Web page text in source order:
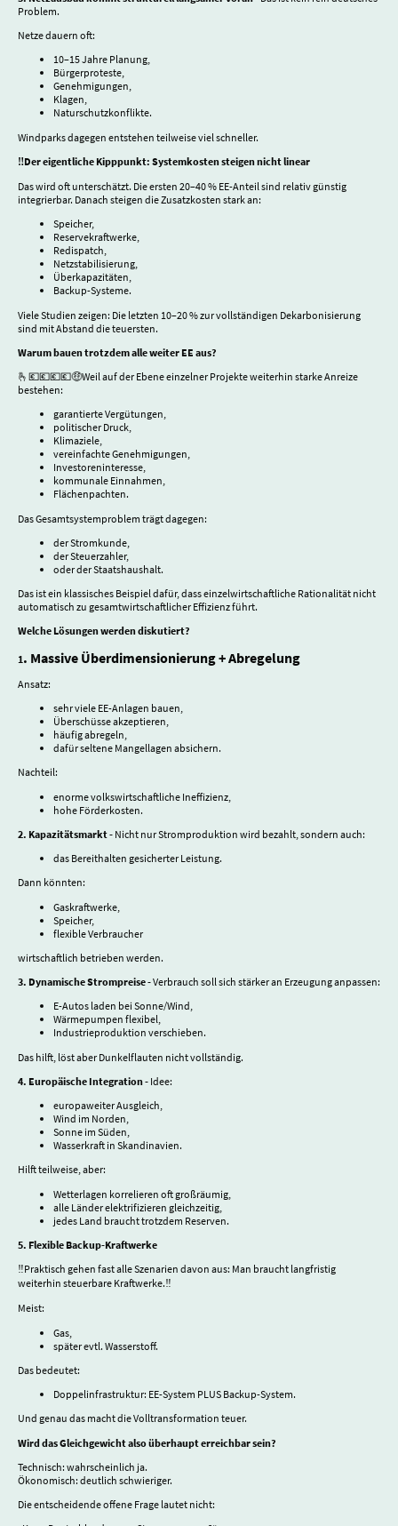
Problem.
Netze dauern oft:
10–15 Jahre Planung,
Bürgerproteste,
Genehmigungen,
Klagen,
Naturschutzkonflikte.
Windparks dagegen entstehen teilweise viel schneller.
‼️Der eigentliche Kipppunkt: Systemkosten steigen nicht linear
Das wird oft unterschätzt. Die ersten 20–40 % EE-Anteil sind relativ günstig
integrierbar. Danach steigen die Zusatzkosten stark an:
Speicher,
Reservekraftwerke,
Redispatch,
Netzstabilisierung,
Überkapazitäten,
Backup-Systeme.
Viele Studien zeigen: Die letzten 10–20 % zur vollständigen Dekarbonisierung
sind mit Abstand die teuersten.
Warum bauen trotzdem alle weiter EE aus?
🫰💶💶💶💶🤑Weil auf der Ebene einzelner Projekte weiterhin starke Anreize
bestehen:
garantierte Vergütungen,
politischer Druck,
Klimaziele,
vereinfachte Genehmigungen,
Investoreninteresse,
kommunale Einnahmen,
Flächenpachten.
Das Gesamtsystemproblem trägt dagegen:
der Stromkunde,
der Steuerzahler,
oder der Staatshaushalt.
Das ist ein klassisches Beispiel dafür, dass einzelwirtschaftliche Rationalität nicht
automatisch zu gesamtwirtschaftlicher Effizienz führt.
Welche Lösungen werden diskutiert?
1. Massive Überdimensionierung + Abregelung
Ansatz:
sehr viele EE-Anlagen bauen,
Überschüsse akzeptieren,
häufig abregeln,
dafür seltene Mangellagen absichern.
Nachteil:
enorme volkswirtschaftliche Ineffizienz,
hohe Förderkosten.
2. Kapazitätsmarkt - Nicht nur Stromproduktion wird bezahlt, sondern auch:
das Bereithalten gesicherter Leistung.
Dann könnten:
Gaskraftwerke,
Speicher,
flexible Verbraucher
wirtschaftlich betrieben werden.
3. Dynamische Strompreise -Verbrauch soll sich stärker an Erzeugung anpassen:
E-Autos laden bei Sonne/Wind,
Wärmepumpen flexibel,
Industrieproduktion verschieben.
Das hilft, löst aber Dunkelflauten nicht vollständig.
4. Europäische Integration - Idee:
europaweiter Ausgleich,
Wind im Norden,
Sonne im Süden,
Wasserkraft in Skandinavien.
Hilft teilweise, aber:
Wetterlagen korrelieren oft großräumig,
alle Länder elektrifizieren gleichzeitig,
jedes Land braucht trotzdem Reserven.
5. Flexible Backup-Kraftwerke
‼️Praktisch gehen fast alle Szenarien davon aus: Man braucht langfristig
weiterhin steuerbare Kraftwerke.‼️
Meist:
Gas,
später evtl. Wasserstoff.
Das bedeutet:
Doppelinfrastruktur: EE-System PLUS Backup-System.
Und genau das macht die Volltransformation teuer.
Wird das Gleichgewicht also überhaupt erreichbar sein?
Technisch: wahrscheinlich ja.
Ökonomisch: deutlich schwieriger.
Die entscheidende offene Frage lautet nicht: